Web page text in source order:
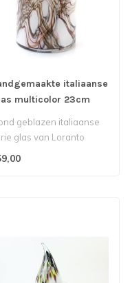
italiaanse
multicolor 23cm
geblazen italiaanse
glas van Loranto